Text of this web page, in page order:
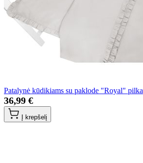
Patalynė kūdikiams su paklode "Royal" pilka
36,99 €
Į krepšelį